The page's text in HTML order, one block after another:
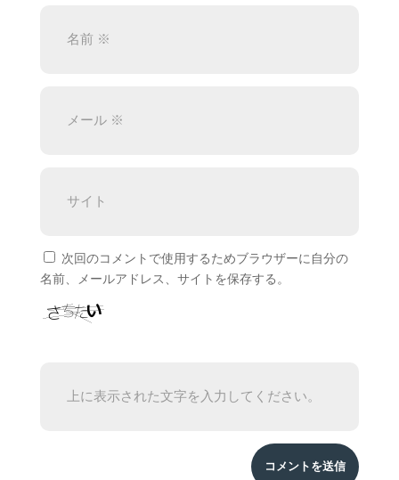
次回のコメントで使用するためブラウザーに自分の
名前、メールアドレス、サイトを保存する。